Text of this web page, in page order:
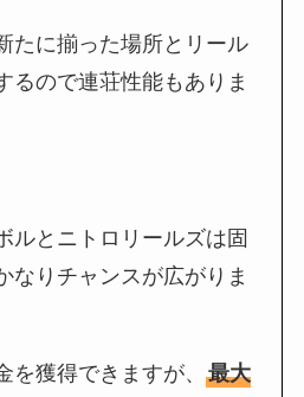
たに揃った場所とリール
るので連荘性能もありま
ルとニトロリールズは固
なりチャンスが広がりま
を獲得できますが、最大